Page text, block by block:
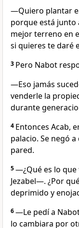
―Quiero plantar
porque está junto
mejor terreno en
si quieres te daré
3 Pero Nabot
―Eso jamás
venderle la
durante
4 Entonces Acab,
palacio. Se negó
pared.
5―¿Qué es lo
Jezabel—. ¿Por
deprimido y
6―Le pedí a
lo cambiara por